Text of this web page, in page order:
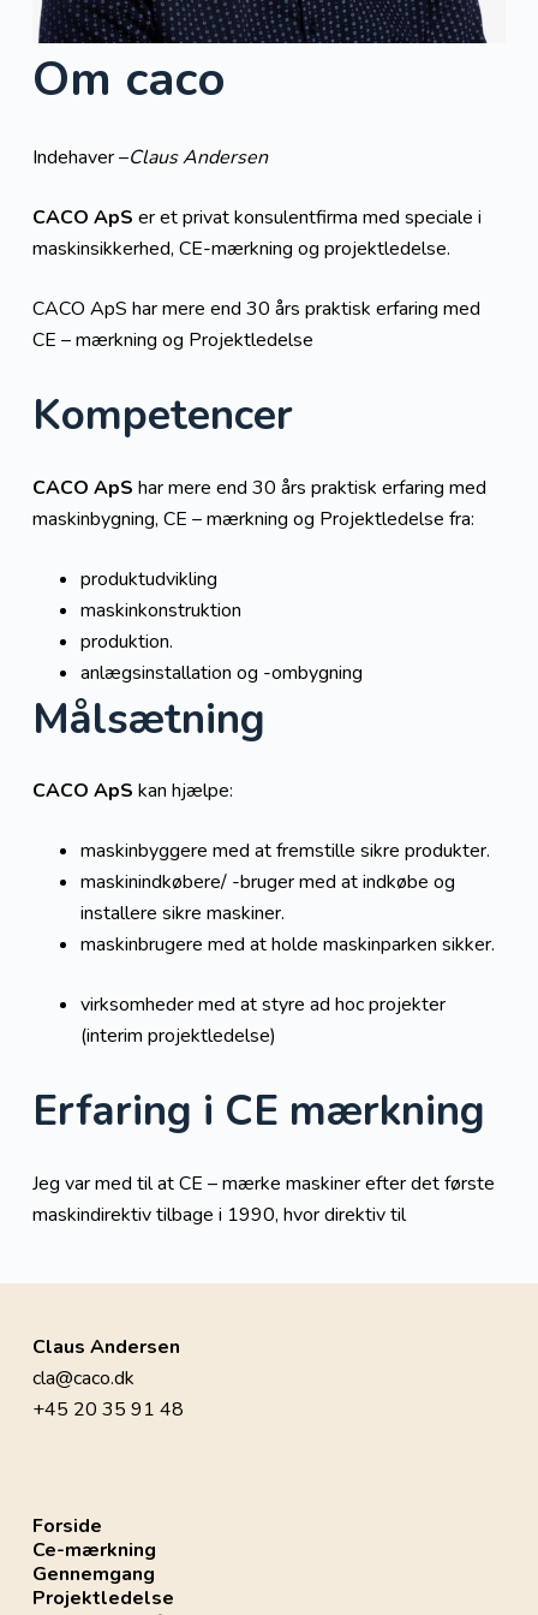
Om caco
Indehaver –Claus Andersen
CACO ApS er et privat konsulentfirma med speciale i
maskinsikkerhed, CE-mærkning og projektledelse.
CACO ApS har mere end 30 års praktisk erfaring med
CE – mærkning og Projektledelse
Kompetencer
CACO ApS har mere end 30 års praktisk erfaring med
maskinbygning, CE – mærkning og Projektledelse fra:
produktudvikling
maskinkonstruktion
produktion.
anlægsinstallation og -ombygning
Målsætning
CACO ApS kan hjælpe:
maskinbyggere med at fremstille sikre produkter.
maskinindkøbere/ -bruger med at indkøbe og
installere sikre maskiner.
maskinbrugere med at holde maskinparken sikker.
virksomheder med at styre ad hoc projekter
(interim projektledelse)
Erfaring i CE mærkning
Jeg var med til at CE – mærke maskiner efter det første
maskindirektiv tilbage i 1990, hvor direktiv til
Claus Andersen
cla@caco.dk
+45 20 35 91 48
Forside
Ce-mærkning
Gennemgang
Projektledelse